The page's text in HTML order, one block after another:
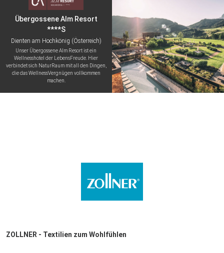
Übergossene Alm Resort
****S
Dienten am Hochkönig (Österreich)
Unser Übergossene Alm Resort ist ein
Wellnesshotel der LebensFreude. Hier
verbindet sich NaturRaum mit all den Dingen,
die das WellnessVergnügen vollkommen
machen.
ZOLLNER - Textilien zum Wohlfühlen